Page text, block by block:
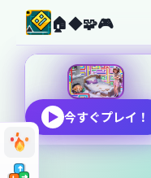
➜
➜
🏠◆🧩🎮
今すぐプレイ！